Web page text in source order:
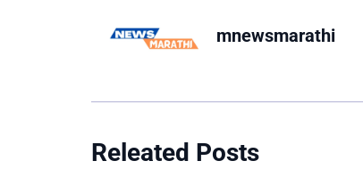
mnewsmarathi
Releated Posts